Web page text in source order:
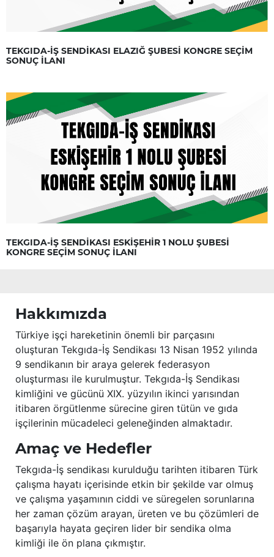
TEKGIDA-İŞ SENDİKASI ELAZIĞ ŞUBESİ KONGRE SEÇİM
SONUÇ İLANI
TEKGIDA-İŞ SENDİKASI ESKİŞEHİR 1 NOLU ŞUBESİ
KONGRE SEÇİM SONUÇ İLANI
Hakkımızda
Türkiye işçi hareketinin önemli bir parçasını
oluşturan Tekgıda-İş Sendikası 13 Nisan 1952 yılında
9 sendikanın bir araya gelerek federasyon
oluşturması ile kurulmuştur. Tekgıda-İş Sendikası
kimliğini ve gücünü XIX. yüzyılın ikinci yarısından
itibaren örgütlenme sürecine giren tütün ve gıda
işçilerinin mücadeleci geleneğinden almaktadır.
Amaç ve Hedefler
Tekgıda-İş sendikası kurulduğu tarihten itibaren Türk
çalışma hayatı içerisinde etkin bir şekilde var olmuş
ve çalışma yaşamının ciddi ve süregelen sorunlarına
her zaman çözüm arayan, üreten ve bu çözümleri de
başarıyla hayata geçiren lider bir sendika olma
kimliği ile ön plana çıkmıştır.